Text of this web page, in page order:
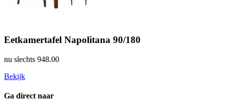
Eetkamertafel Napolitana 90/180
nu slechts 948.00
Bekijk
Ga direct naar